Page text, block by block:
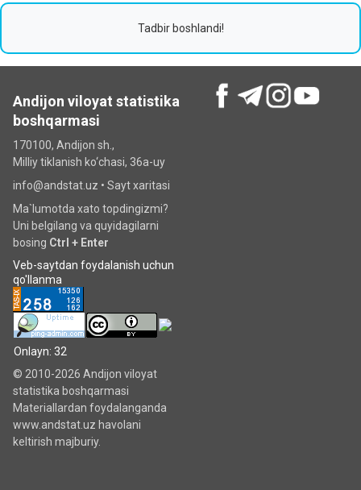
Tadbir boshlandi!
Andijon viloyat statistika
boshqarmasi
170100, Andijon sh.,
Milliy tiklanish ko‘chаsi, 36a-uy
info@andstat.uz • Sayt xaritasi
Ma`lumotda xato topdingizmi?
Uni belgilang va quyidagilarni
bosing Ctrl + Enter
Veb-saytdan foydalanish uchun
qo'llanma
Onlayn: 32
© 2010-2026 Andijon viloyat
statistika boshqarmasi
Materiallardan foydalanganda
www.andstat.uz havolani
keltirish majburiy.